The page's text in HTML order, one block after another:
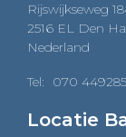
Rijswijkseweg
2516 EL Den
Nederland
Tel: 070
Locatie